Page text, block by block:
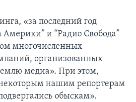
«за последний год
Америки” и “Радио Свобода”
многочисленных
организованных
медиа». При этом,
нашим репортерам
обыскам».